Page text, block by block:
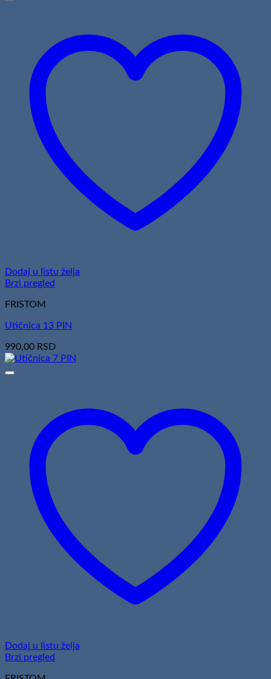
Dodaj u listu želja
Brzi pregled
FRISTOM
Utičnica 13 PIN
990,00 RSD
Dodaj u listu želja
Brzi pregled